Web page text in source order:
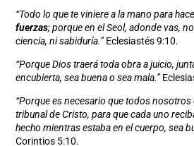
“Todo lo que te viniere a la mano para
fuerzas; porque en el Seol, adonde vas,
ciencia, ni sabiduría.” Eclesiastés 9:10.
“Porque Dios traerá toda obra a juicio,
encubierta, sea buena o sea mala.”
“Porque es necesario que todos
tribunal de Cristo, para que cada uno
hecho mientras estaba en el cuerpo, sea
Corintios 5:10.